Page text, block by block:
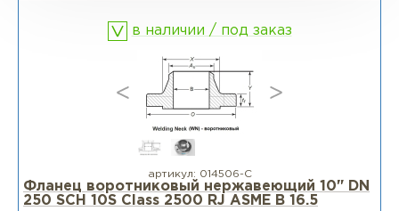
в наличии / под заказ
артикул: 014506-С
Фланец воротниковый нержавеющий 10" DN
250 SCH 10S Class 2500 RJ ASME B 16.5